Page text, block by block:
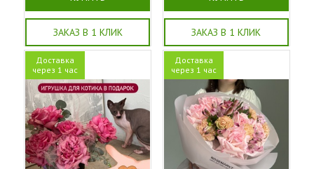
ЗАКАЗ В 1 КЛИК ЗАКАЗ В 1 КЛИК
Доставка
через 1 час
Доставка
через 1 час